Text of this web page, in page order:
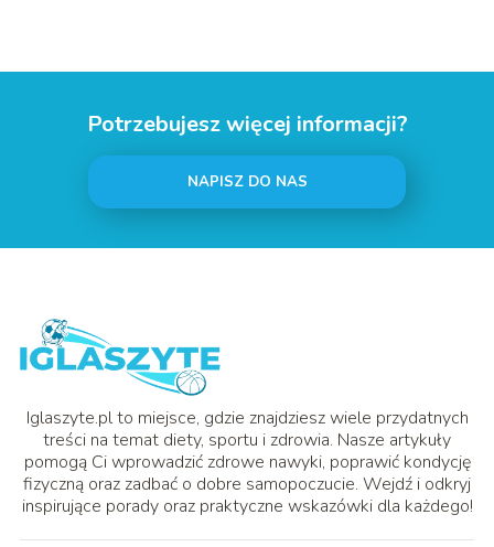
Potrzebujesz więcej informacji?
NAPISZ DO NAS
Iglaszyte.pl to miejsce, gdzie znajdziesz wiele przydatnych
treści na temat diety, sportu i zdrowia. Nasze artykuły
pomogą Ci wprowadzić zdrowe nawyki, poprawić kondycję
fizyczną oraz zadbać o dobre samopoczucie. Wejdź i odkryj
inspirujące porady oraz praktyczne wskazówki dla każdego!